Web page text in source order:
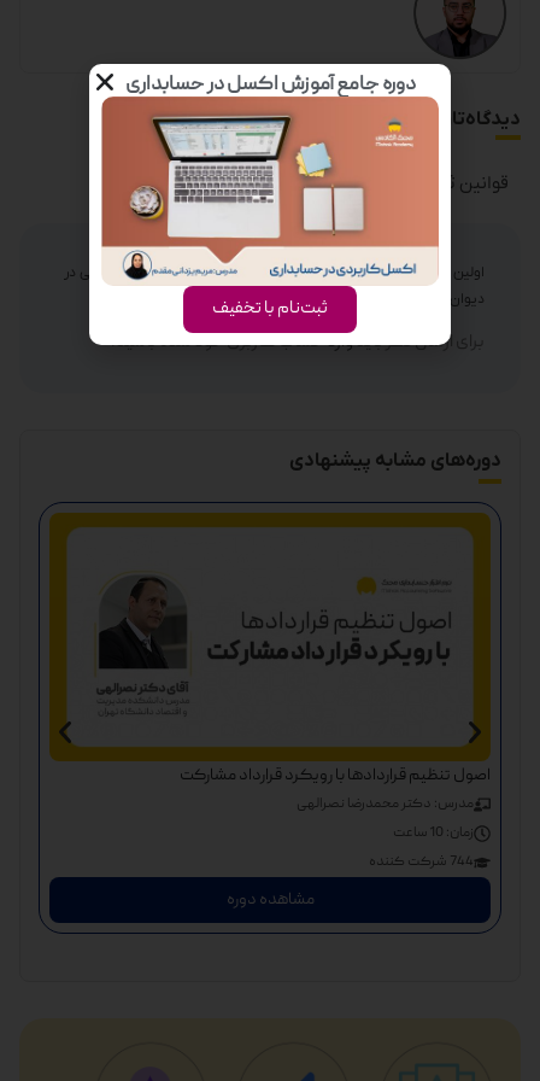
دیدگاه‌تان را بنویسید
قوانین ثبت دیدگاه
اولین نفری باشید که نظر می دهید “تکنیک های آموزش دادرسی مالیاتی در
دیوان عدالت اداری”
برای ارسال نظر بایدواردحساب کاربری خود شده باشید.
دوره‌های مشابه پیشنهادی
اصول تنظیم قراردادها با رویکرد قرارداد مشارکت
مدرس: دکتر محمدرضا نصرالهی
زمان: 10 ساعت
744 شرکت کننده
مشاهده دوره
دوره جامع آموزش اکسل در حسابداری
ثبت‌نام با تخفیف